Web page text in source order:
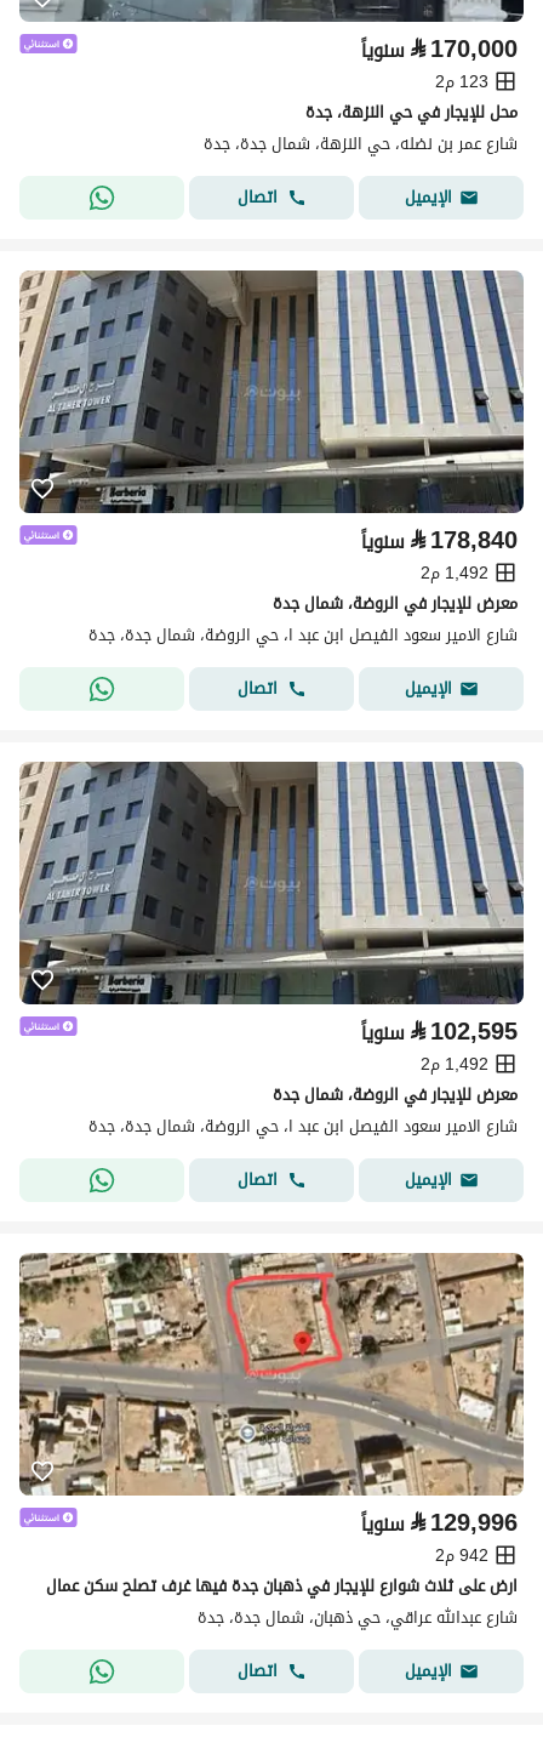
⃁170,000 سنوياً
123 م2
محل للإيجار في حي النزهة، جدة
شارع عمر بن نضله، حي النزهة، شمال جدة، جدة
الإيميل
اتصال
⃁178,840 سنوياً
1,492 م2
معرض للإيجار في الروضة، شمال جدة
شارع الامير سعود الفيصل ابن عبد ا، حي الروضة، شمال جدة، جدة
الإيميل
اتصال
⃁102,595 سنوياً
1,492 م2
معرض للإيجار في الروضة، شمال جدة
شارع الامير سعود الفيصل ابن عبد ا، حي الروضة، شمال جدة، جدة
الإيميل
اتصال
⃁129,996 سنوياً
942 م2
ارض على ثلاث شوارع للإيجار في ذهبان جدة فيها غرف تصلح سكن عمال
شارع عبدالله عراقي، حي ذهبان، شمال جدة، جدة
الإيميل
اتصال